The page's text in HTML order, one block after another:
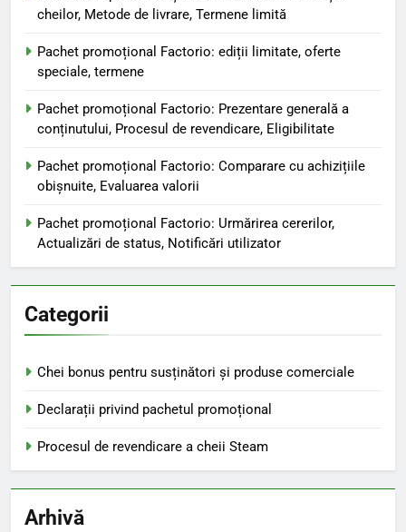
cheilor, Metode de livrare, Termene limită
Pachet promoțional Factorio: ediții limitate, oferte
speciale, termene
Pachet promoțional Factorio: Prezentare generală a
conținutului, Procesul de revendicare, Eligibilitate
Pachet promoțional Factorio: Comparare cu achizițiile
obișnuite, Evaluarea valorii
Pachet promoțional Factorio: Urmărirea cererilor,
Actualizări de status, Notificări utilizator
Categorii
Chei bonus pentru susținători și produse comerciale
Declarații privind pachetul promoțional
Procesul de revendicare a cheii Steam
Arhivă